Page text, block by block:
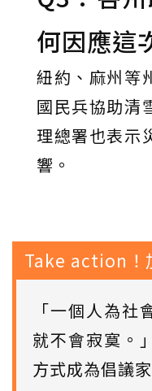
何因應這
紐約、麻州等
國民兵協助清
理總署也表示
響。
Take action！
「一個人為
就不會寂寞。
方式成為倡議家